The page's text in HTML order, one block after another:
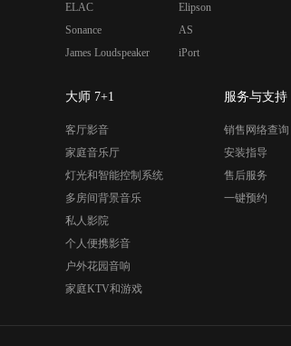
ELAC
Sonance
James Loudspeaker
Elipson
AS
iPort
大师 7+1
客厅影音
家庭音乐厅
灯光和智能控制系统
多房间背景音乐
私人影院
个人便携影音
户外花园音响
家庭KTV和游戏
服务与支持
销售网络查询
安装指导
售后服务
一键预约